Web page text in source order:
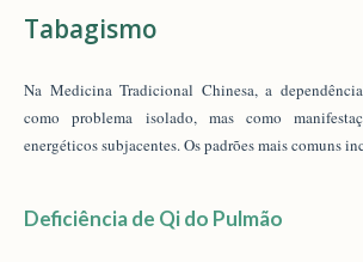
Tabagismo
Na Medicina Tradicional Chinesa, a
como problema isolado, mas como
energéticos subjacentes. Os padrões mais comuns
Deficiência de Qi do Pulmão